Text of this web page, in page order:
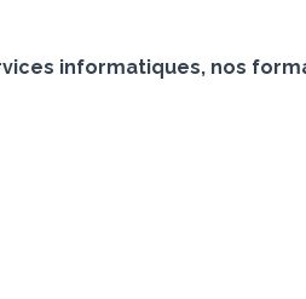
informatiques, nos